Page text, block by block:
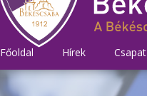
Főoldal Hírek Csapat